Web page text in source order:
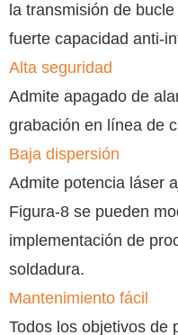
la transmisión de
fuerte capacidad anti-
Alta seguridad
Admite apagado de
grabación en línea de
Baja dispersión
Admite potencia láser
Figura-8 se pueden
implementación de
soldadura.
Mantenimiento fácil
Todos los objetivos de